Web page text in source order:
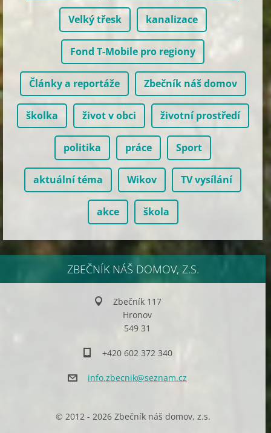
Velký třesk kanalizace
Fond T-Mobile pro regiony
Články a reportáže Zbečník náš domov
školka život v obci životní prostředí
politika práce Sport
aktuální téma Wikov TV vysílání
akce škola
ZBEČNÍK NÁŠ DOMOV, Z.S.
Zbečník 117
Hronov
549 31
+420 602 372 340
info.zbecnik@seznam.cz
© 2012 - 2026 Zbečník náš domov, z.s.